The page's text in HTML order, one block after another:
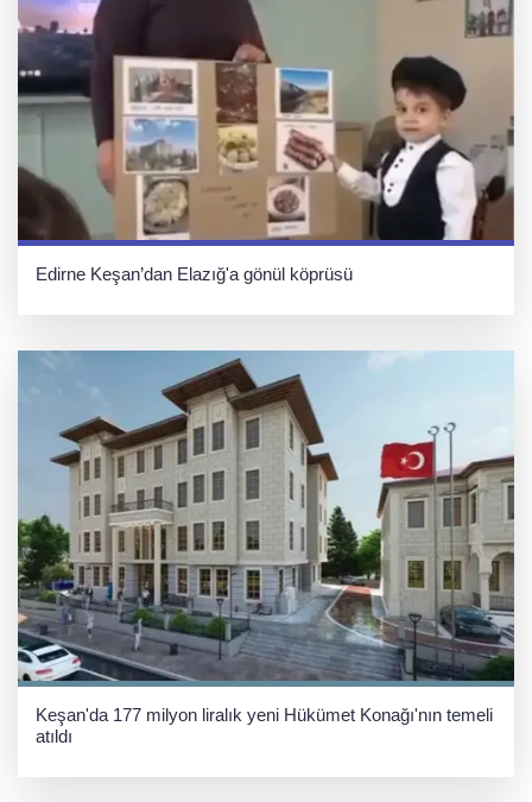
Edirne Keşan’dan Elazığ'a gönül köprüsü
Keşan'da 177 milyon liralık yeni Hükümet Konağı'nın temeli
atıldı